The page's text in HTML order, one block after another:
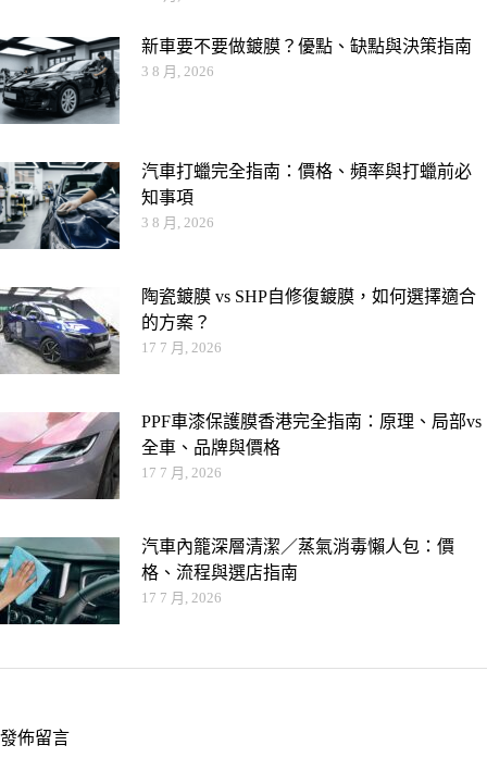
新車要不要做鍍膜？優點、缺點與決策指南
3 8 月, 2026
汽車打蠟完全指南：價格、頻率與打蠟前必
知事項
3 8 月, 2026
陶瓷鍍膜 vs SHP自修復鍍膜，如何選擇適合
的方案？
17 7 月, 2026
PPF車漆保護膜香港完全指南：原理、局部vs
全車、品牌與價格
17 7 月, 2026
汽車內籠深層清潔／蒸氣消毒懶人包：價
格、流程與選店指南
17 7 月, 2026
發佈留言